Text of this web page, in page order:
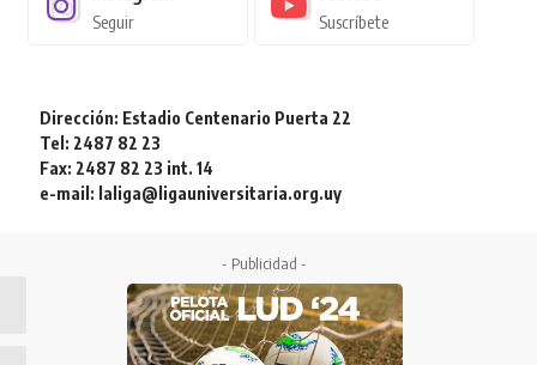
Seguir Suscríbete
Dirección: Estadio Centenario Puerta 22
Tel: 2487 82 23
Fax: 2487 82 23 int. 14
e-mail: laliga@ligauniversitaria.org.uy
- Publicidad -